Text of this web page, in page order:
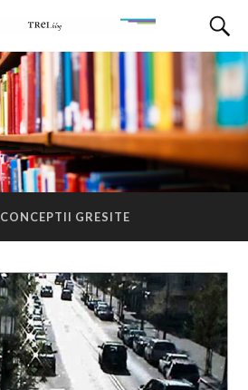
CONCEPTII GRESITE